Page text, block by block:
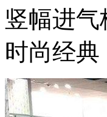
竖幅进
时尚经